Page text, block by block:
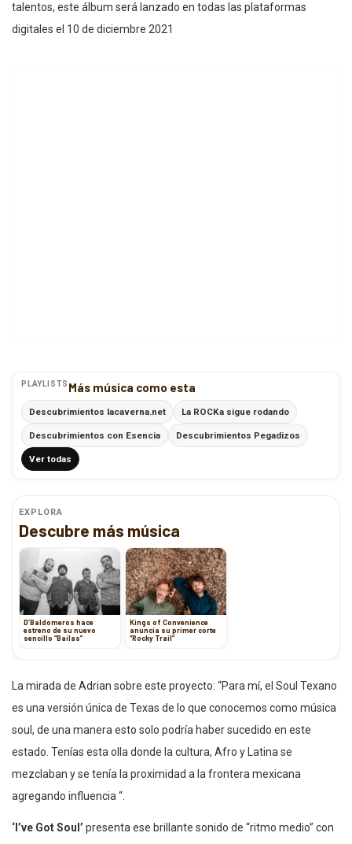
talentos, este álbum será lanzado en todas las plataformas
digitales el 10 de diciembre 2021
PLAYLISTS Más música como esta
Descubrimientos lacaverna.net La ROCKa sigue rodando
Descubrimientos con Esencia Descubrimientos Pegadizos
Ver todas
EXPLORA
Descubre más música
D’Baldomeros hace
estreno de su nuevo
sencillo “Bailas”
Kings of Convenience
anuncia su primer corte
“Rocky Trail”
La mirada de Adrian sobre este proyecto: “Para mí, el Soul Texano
es una versión única de Texas de lo que conocemos como música
soul, de una manera esto solo podría haber sucedido en este
estado. Tenías esta olla donde la cultura, Afro y Latina se
mezclaban y se tenía la proximidad a la frontera mexicana
agregando influencia “.
‘I’ve Got Soul’ presenta ese brillante sonido de “ritmo medio” con